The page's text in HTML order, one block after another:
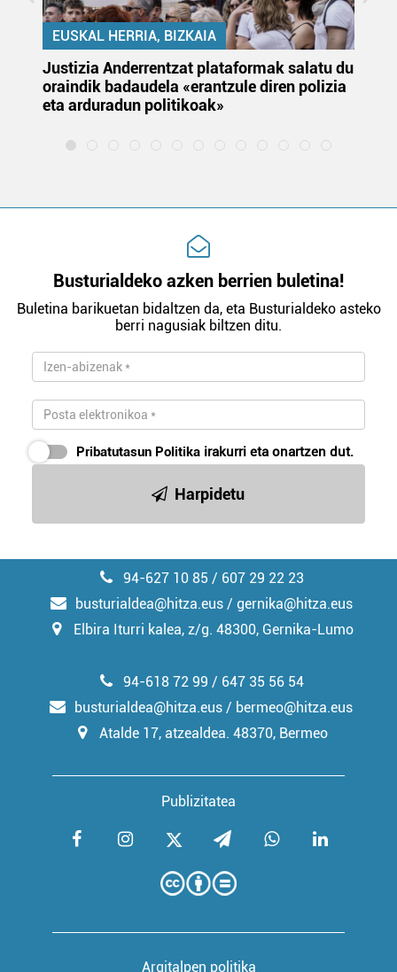
EUSKAL HERRIA, BIZKAIA
Justizia Anderrentzat plataformak salatu du
oraindik badaudela «erantzule diren polizia
eta arduradun politikoak»
Busturialdeko azken berrien buletina!
Buletina barikuetan bidaltzen da, eta Busturialdeko asteko
berri nagusiak biltzen ditu.
Pribatutasun Politika irakurri eta onartzen dut.
Harpidetu
94-627 10 85 / 607 29 22 23
busturialdea@hitza.eus / gernika@hitza.eus
Elbira Iturri kalea, z/g. 48300, Gernika-Lumo
Publizitatea
94-618 72 99 / 647 35 56 54
busturialdea@hitza.eus / bermeo@hitza.eus
Atalde 17, atzealdea. 48370, Bermeo
Argitalpen politika